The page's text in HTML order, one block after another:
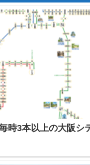
時3本以上の大阪シ